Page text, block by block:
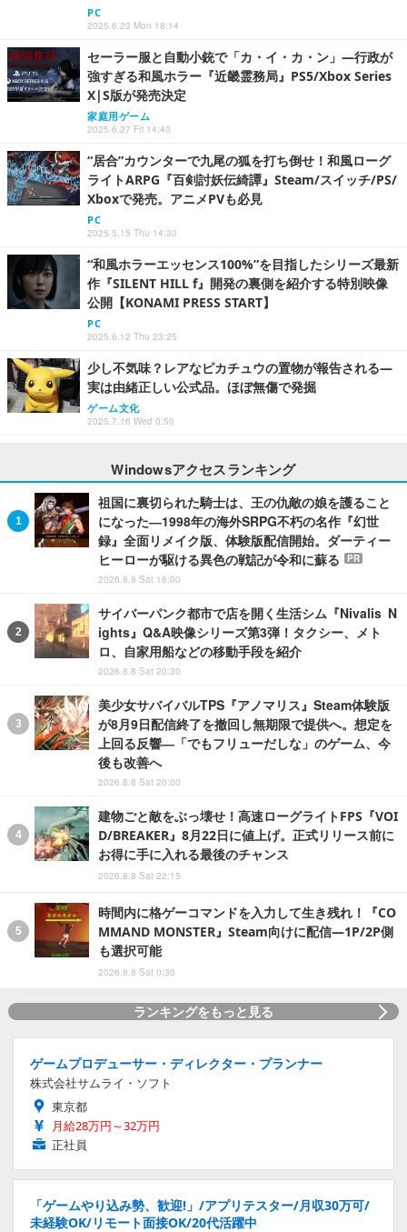
PC
2025.6.23 Mon 18:14
セーラー服と自動小銃で「カ・イ・カ・ン」―行政が
強すぎる和風ホラー『近畿霊務局』PS5/Xbox Series
X|S版が発売決定
家庭用ゲーム
2025.6.27 Fri 14:40
“居合”カウンターで九尾の狐を打ち倒せ！和風ローグ
ライトARPG『百剣討妖伝綺譚』Steam/スイッチ/PS/
Xboxで発売。アニメPVも必見
PC
2025.5.15 Thu 14:30
“和風ホラーエッセンス100%”を目指したシリーズ最新
作『SILENT HILL f』開発の裏側を紹介する特別映像
公開【KONAMI PRESS START】
PC
2025.6.12 Thu 23:25
少し不気味？レアなピカチュウの置物が報告される―
実は由緒正しい公式品。ほぼ無傷で発掘
ゲーム文化
2025.7.16 Wed 0:50
Windowsアクセスランキング
祖国に裏切られた騎士は、王の仇敵の娘を護ること
になった―1998年の海外SRPG不朽の名作『幻世
録』全面リメイク版、体験版配信開始。ダーティー
ヒーローが駆ける異色の戦記が令和に蘇る
PR
2026.8.8 Sat 18:00
サイバーパンク都市で店を開く生活シム『Nivalis N
ights』Q&A映像シリーズ第3弾！タクシー、メト
ロ、自家用船などの移動手段を紹介
2026.8.8 Sat 20:30
美少女サバイバルTPS『アノマリス』Steam体験版
が8月9日配信終了を撤回し無期限で提供へ。想定を
上回る反響―「でもフリューだしな」のゲーム、今
後も改善へ
2026.8.8 Sat 20:00
建物ごと敵をぶっ壊せ！高速ローグライトFPS『VOI
D/BREAKER』8月22日に値上げ。正式リリース前に
お得に手に入れる最後のチャンス
2026.8.8 Sat 22:15
時間内に格ゲーコマンドを入力して生き残れ！『CO
MMAND MONSTER』Steam向けに配信―1P/2P側
も選択可能
2026.8.8 Sat 0:30
ランキングをもっと見る
ゲームプロデューサー・ディレクター・プランナー
株式会社サムライ・ソフト
東京都
月給28万円～32万円
正社員
「ゲームやり込み勢、歓迎!」/アプリテスター/月収30万可/
未経験OK/リモート面接OK/20代活躍中